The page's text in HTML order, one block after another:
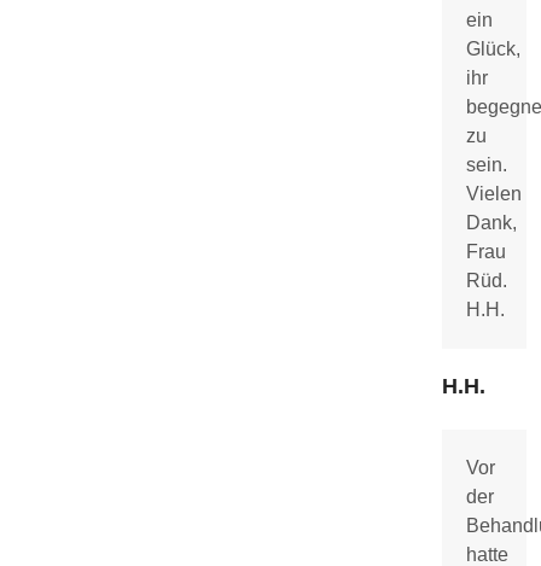
ein
Glück,
ihr
zu
sein.
Vielen
Dank,
Frau
Rüd.
H.H.
H.H.
Vor
der
hatte